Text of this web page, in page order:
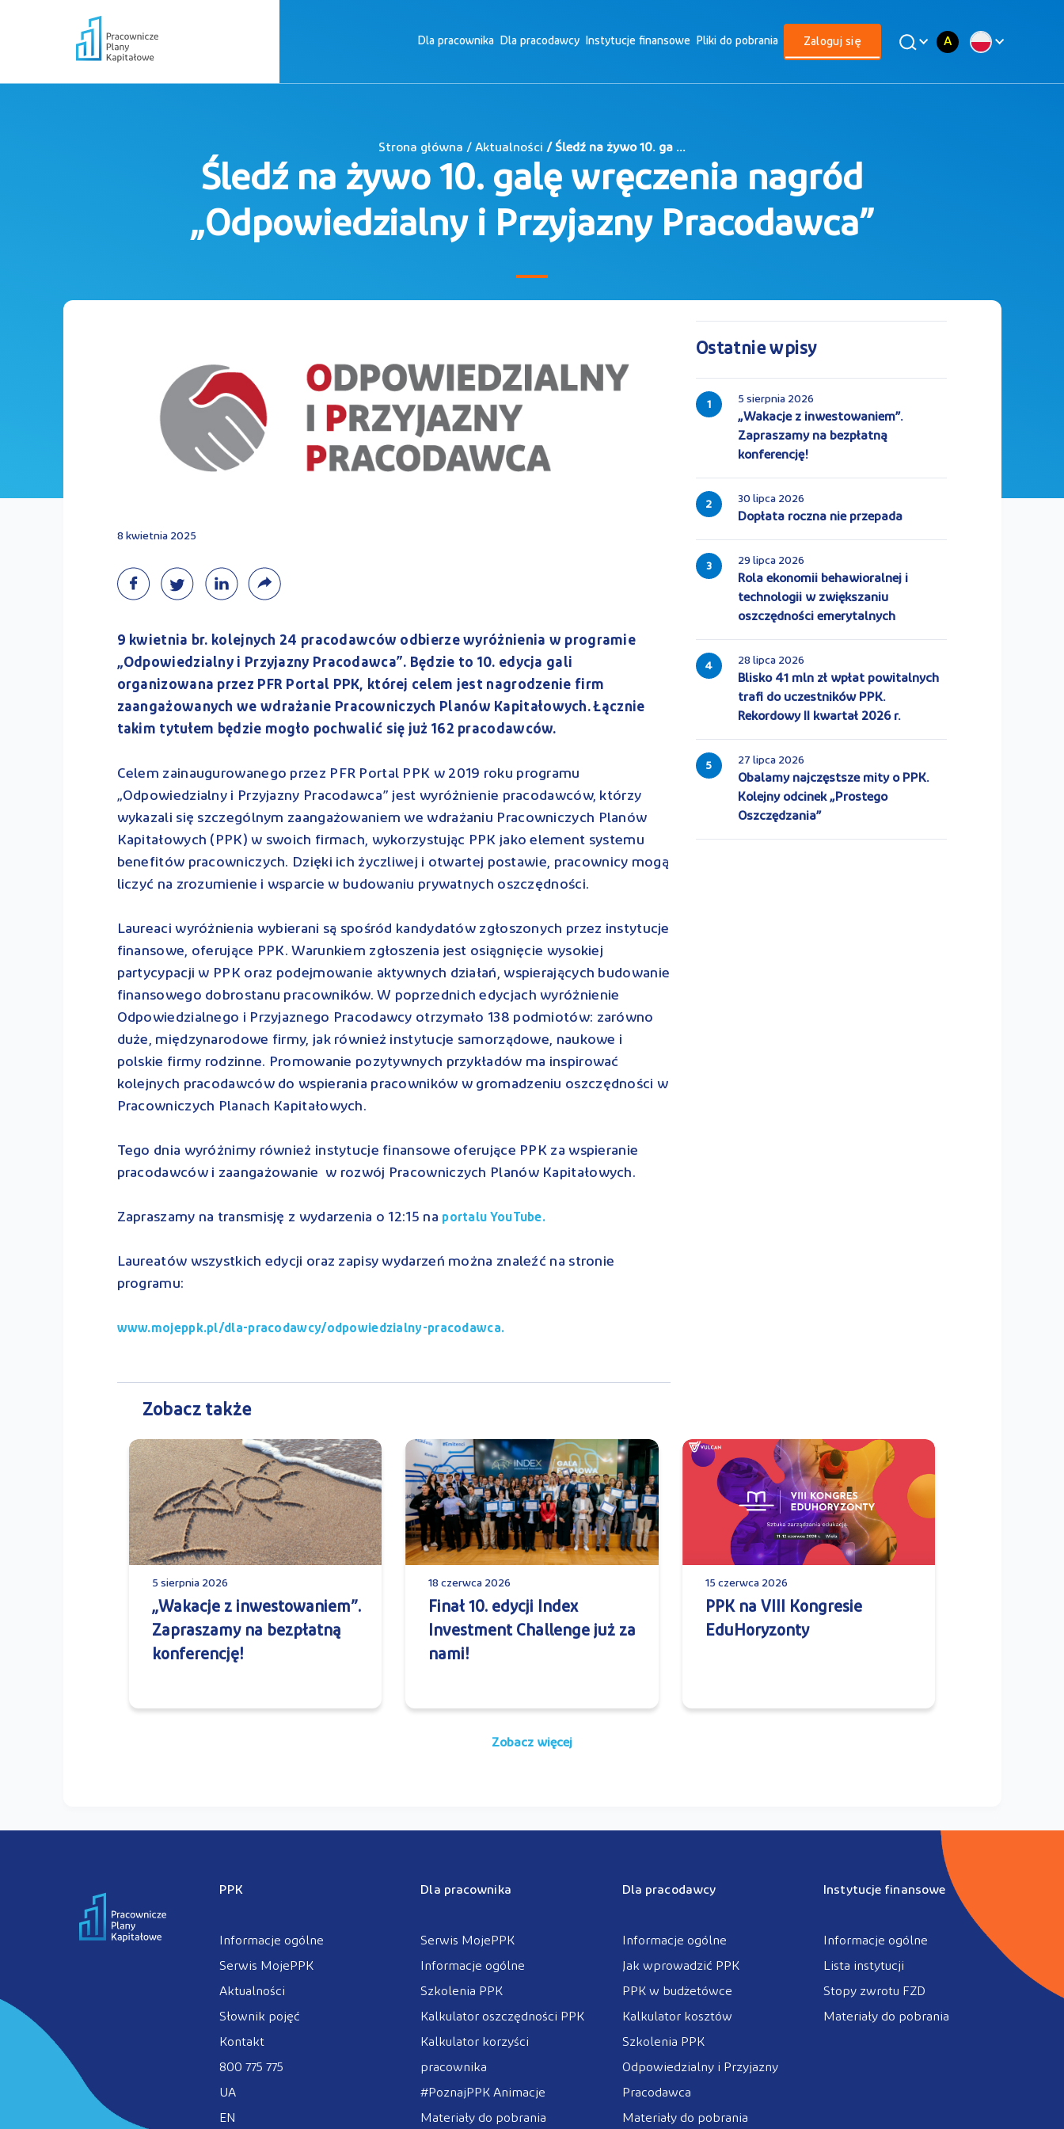
Dla pracownika Dla pracodawcy Instytucje finansowe Pliki do pobrania Zaloguj się A
Strona główna / Aktualności / Śledź na żywo 10. ga ...
Śledź na żywo 10. galę wręczenia nagród
„Odpowiedzialny i Przyjazny Pracodawca”
8 kwietnia 2025
9 kwietnia br. kolejnych 24 pracodawców odbierze wyróżnienia w programie
„Odpowiedzialny i Przyjazny Pracodawca”. Będzie to 10. edycja gali
organizowana przez PFR Portal PPK, której celem jest nagrodzenie firm
zaangażowanych we wdrażanie Pracowniczych Planów Kapitałowych. Łącznie
takim tytułem będzie mogło pochwalić się już 162 pracodawców.
Celem zainaugurowanego przez PFR Portal PPK w 2019 roku programu
„Odpowiedzialny i Przyjazny Pracodawca” jest wyróżnienie pracodawców, którzy
wykazali się szczególnym zaangażowaniem we wdrażaniu Pracowniczych Planów
Kapitałowych (PPK) w swoich firmach, wykorzystując PPK jako element systemu
benefitów pracowniczych. Dzięki ich życzliwej i otwartej postawie, pracownicy mogą
liczyć na zrozumienie i wsparcie w budowaniu prywatnych oszczędności.
Laureaci wyróżnienia wybierani są spośród kandydatów zgłoszonych przez instytucje
finansowe, oferujące PPK. Warunkiem zgłoszenia jest osiągnięcie wysokiej
partycypacji w PPK oraz podejmowanie aktywnych działań, wspierających budowanie
finansowego dobrostanu pracowników. W poprzednich edycjach wyróżnienie
Odpowiedzialnego i Przyjaznego Pracodawcy otrzymało 138 podmiotów: zarówno
duże, międzynarodowe firmy, jak również instytucje samorządowe, naukowe i
polskie firmy rodzinne. Promowanie pozytywnych przykładów ma inspirować
kolejnych pracodawców do wspierania pracowników w gromadzeniu oszczędności w
Pracowniczych Planach Kapitałowych.
Tego dnia wyróżnimy również instytucje finansowe oferujące PPK za wspieranie
pracodawców i zaangażowanie w rozwój Pracowniczych Planów Kapitałowych.
Zapraszamy na transmisję z wydarzenia o 12:15 na portalu YouTube.
Laureatów wszystkich edycji oraz zapisy wydarzeń można znaleźć na stronie
programu:
www.mojeppk.pl/dla-pracodawcy/odpowiedzialny-pracodawca.
Ostatnie wpisy
1 5 sierpnia 2026
„Wakacje z inwestowaniem”.
Zapraszamy na bezpłatną
konferencję!
2 30 lipca 2026
Dopłata roczna nie przepada
3 29 lipca 2026
Rola ekonomii behawioralnej i
technologii w zwiększaniu
oszczędności emerytalnych
4 28 lipca 2026
Blisko 41 mln zł wpłat powitalnych
trafi do uczestników PPK.
Rekordowy II kwartał 2026 r.
5 27 lipca 2026
Obalamy najczęstsze mity o PPK.
Kolejny odcinek „Prostego
Oszczędzania”
Zobacz także
5 sierpnia 2026
„Wakacje z inwestowaniem”.
Zapraszamy na bezpłatną
konferencję!
18 czerwca 2026
Finał 10. edycji Index
Investment Challenge już za
nami!
15 czerwca 2026
PPK na VIII Kongresie
EduHoryzonty
Zobacz więcej
PPK
Informacje ogólne
Serwis MojePPK
Aktualności
Słownik pojęć
Kontakt
800 775 775
UA
EN
Dla pracownika
Serwis MojePPK
Informacje ogólne
Szkolenia PPK
Kalkulator oszczędności PPK
Kalkulator korzyści
pracownika
#PoznajPPK Animacje
Materiały do pobrania
Dla pracodawcy
Informacje ogólne
Jak wprowadzić PPK
PPK w budżetówce
Kalkulator kosztów
Szkolenia PPK
Odpowiedzialny i Przyjazny
Pracodawca
Materiały do pobrania
Instytucje finansowe
Informacje ogólne
Lista instytucji
Stopy zwrotu FZD
Materiały do pobrania